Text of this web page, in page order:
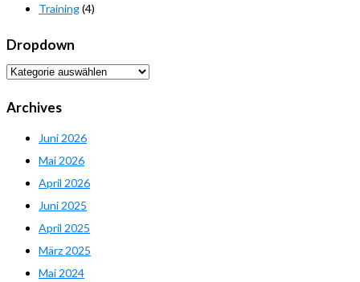
Training(4)
Dropdown
Dropdown
Archives
Juni 2026
Mai 2026
April 2026
Juni 2025
April 2025
März 2025
Mai 2024